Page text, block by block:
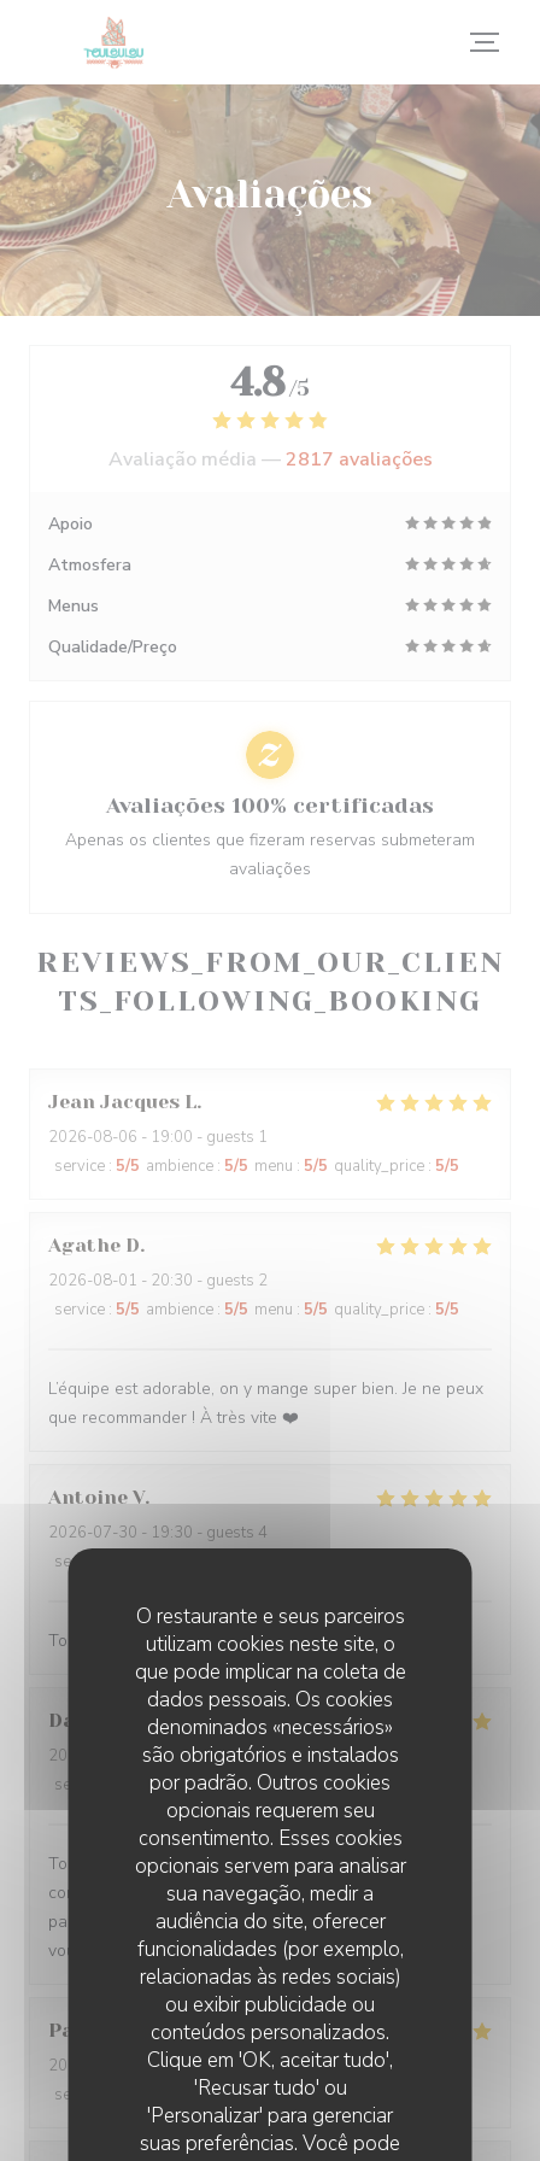
Painel de Gerenciamento de Cookies
O restaurante e seus parceiros
utilizam cookies neste site, o
que pode implicar na coleta de
dados pessoais. Os cookies
denominados «necessários»
são obrigatórios e instalados
por padrão. Outros cookies
opcionais requerem seu
consentimento. Esses cookies
opcionais servem para analisar
sua navegação, medir a
audiência do site, oferecer
funcionalidades (por exemplo,
relacionadas às redes sociais)
ou exibir publicidade ou
conteúdos personalizados.
Clique em 'OK, aceitar tudo',
'Recusar tudo' ou
'Personalizar' para gerenciar
suas preferências. Você pode
Avaliações
REVIEWS_FROM_OUR_CLIEN
TS_FOLLOWING_BOOKING
Jean Jacques L
2026-08-06 - 19:00 - guests 1
service : 5/5 ambience : 5/5 menu : 5/5 quality_price : 5/5
Agathe D
2026-08-01 - 20:30 - guests 2
service : 5/5 ambience : 5/5 menu : 5/5 quality_price : 5/5
L’équipe est adorable, on y mange super bien. Je ne peux
que recommander ! À très vite ❤️
Antoine V
2026-07-30 - 19:30 - guests 4
service
Toujours servi avec bonne humeur ! Plats délicieux
Damien
2026-08-01
- 19:15 - guests 3
service
ambience: 5/5 menu:5/5 quality_price
Toujours un plaisir de venir dans ce restaurant qui
commence toujours par un accueil chaleureux. Tout est
parfait si service à la cuisine. Ne changez rien Merci à
vous
Pascal
2026-07-31
- 20:45 - guests 2
service
ambience:5/5 menu: 5/5 quality_price
4.8 /5
Avaliação média —2817 avaliações
Apoio
Atmosfera
Menus
Qualidade/Preço
Avaliações 100% certificadas
Apenas os clientes que fizeram reservas submeteram
avaliações